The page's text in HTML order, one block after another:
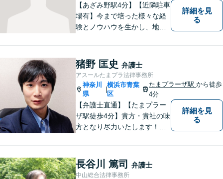
【あざみ野駅4分】【近隣駐車
場有】今まで培った様々な経
験とノウハウを生かし、地域
能な最善の結論を共に目指し
て問題解決を図る所存です。
法律上の問題に巻き込まれた
際は、お一人で悩まずにお気
軽にご相談ください。
詳細を見
る
猪野 匡史 弁護士
アスールたまプラ法律事務所
神奈川
県
|
横浜市青葉
区
たまプラーザ駅から徒歩
4分
【弁護士直通】【たまプラー
ザ駅徒歩4分】貴方・貴社の味
方となり尽力いたします！当
すのでまずはお気軽にご相談
ください。
詳細を見
る
長谷川 篤司 弁護士
中山総合法律事務所